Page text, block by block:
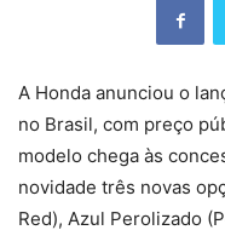
A Honda anunciou o
no Brasil, com preço
modelo chega às
novidade três novas
Red), Azul Perolizado